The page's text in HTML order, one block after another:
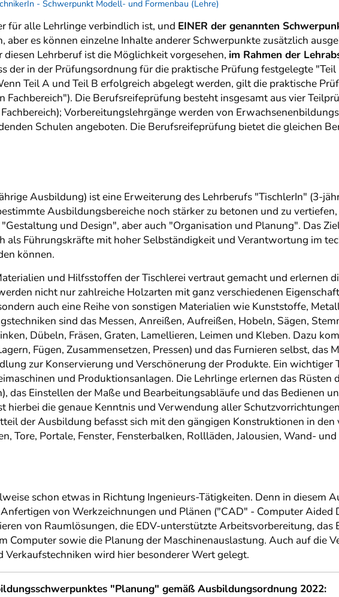
- Schwerpunkt Modell- und Formenbau (Lehre)
für alle Lehrlinge verbindlich ist, und EINER der genannten
es können einzelne Inhalte anderer Schwerpunkte zusätzlich
Lehrberuf ist die Möglichkeit vorgesehen, im Rahmen der
der in der Prüfungsordnung für die praktische Prüfung festgelegte
Teil A und Teil B erfolgreich abgelegt werden, gilt die praktische
Die Berufsreifeprüfung besteht insgesamt aus vier
Vorbereitungslehrgänge werden von
Schulen angeboten. Die Berufsreifeprüfung bietet die gleichen
Ausbildung) ist eine Erweiterung des Lehrberufs "TischlerIn" (3-
Ausbildungsbereiche noch stärker zu betonen und zu
und Design", aber auch "Organisation und Planung". Das
als Führungskräfte mit hoher Selbständigkeit und Verantwortung im
können.
und Hilfsstoffen der Tischlerei vertraut gemacht und erlernen
nicht nur zahlreiche Holzarten mit ganz verschiedenen
auch eine Reihe von sonstigen Materialien wie Kunststoffe,
sind das Messen, Anreißen, Aufreißen, Hobeln, Sägen,
Dübeln, Fräsen, Graten, Lamellieren, Leimen und Kleben. Dazu
Fügen, Zusammensetzen, Pressen) und das Furnieren selbst, das
zur Konservierung und Verschönerung der Produkte. Ein
und Produktionsanlagen. Die Lehrlinge erlernen das Rüsten
das Einstellen der Maße und Bearbeitungsabläufe und das Bedienen
hierbei die genaue Kenntnis und Verwendung aller
der Ausbildung befasst sich mit den gängigen Konstruktionen in den
Tore, Portale, Fenster, Fensterbalken, Rollläden, Jalousien, Wand-
schon etwas in Richtung Ingenieurs-Tätigkeiten. Denn in diesem
von Werkzeichnungen und Plänen ("CAD" - Computer Aided
von Raumlösungen, die EDV-unterstützte Arbeitsvorbereitung, das
Computer sowie die Planung der Maschinenauslastung. Auch auf die
wird hier besonderer Wert gelegt.
"Planung" gemäß Ausbildungsordnung 2022: